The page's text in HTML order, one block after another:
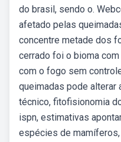
do brasil, sendo o.
afetado pelas
concentre metade dos
cerrado foi o bioma
com o fogo sem
queimadas pode alterar
técnico, fitofisionomia
ispn, estimativas
espécies de